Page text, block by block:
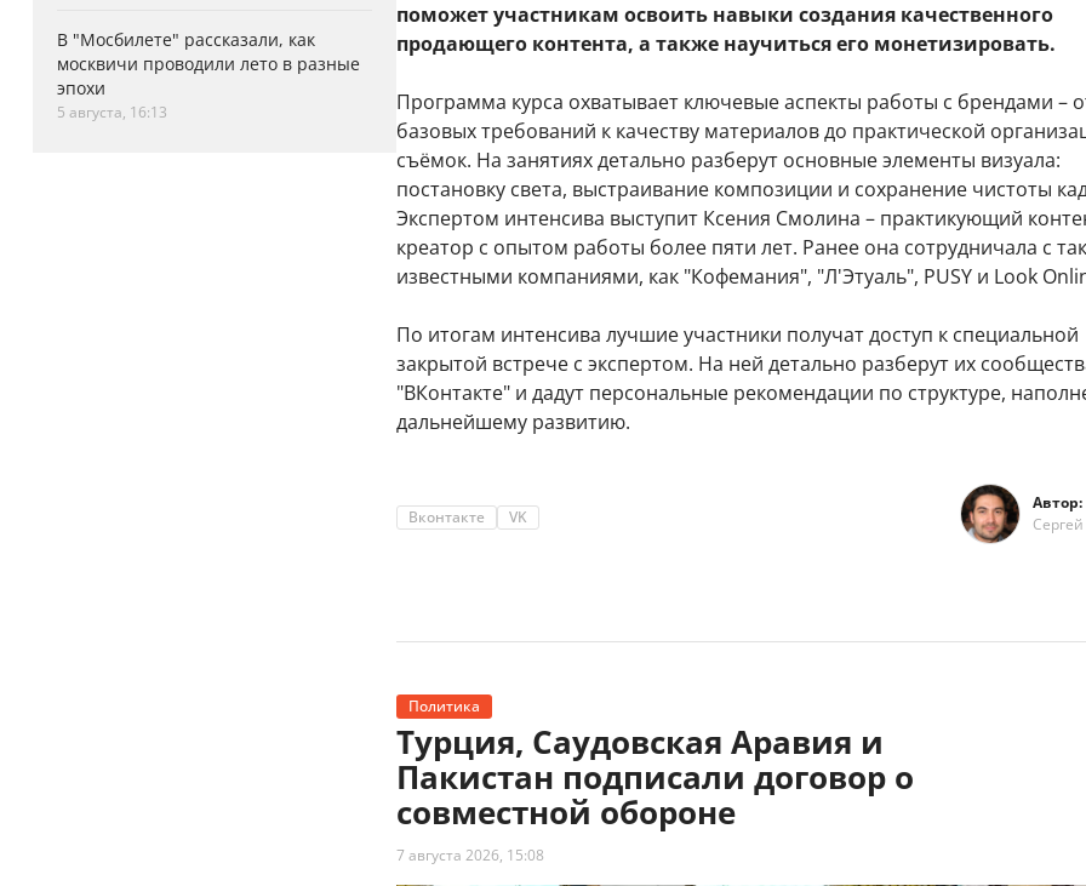
В "Мосбилете" рассказали, как
москвичи проводили лето в разные
эпохи
5 августа, 16:13
поможет участникам освоить навыки создания качественного
продающего контента, а также научиться его монетизировать.
Программа курса охватывает ключевые аспекты работы с брендами –
базовых требований к качеству материалов до практической
съёмок. На занятиях детально разберут основные элементы визуала:
постановку света, выстраивание композиции и сохранение чистоты
Экспертом интенсива выступит Ксения Смолина – практикующий
креатор с опытом работы более пяти лет. Ранее она сотрудничала с
известными компаниями, как "Кофемания", "Л'Этуаль", PUSY и Look
По итогам интенсива лучшие участники получат доступ к специальной
закрытой встрече с экспертом. На ней детально разберут их
"ВКонтакте" и дадут персональные рекомендации по структуре,
дальнейшему развитию.
Вконтакте VK
Автор:
Политика
Турция, Саудовская Аравия и
Пакистан подписали договор о
совместной обороне
7 августа 2026, 15:08